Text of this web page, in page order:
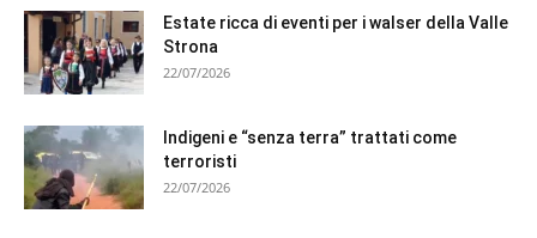
Estate ricca di eventi per i walser della Valle
Strona
22/07/2026
Indigeni e “senza terra” trattati come
terroristi
22/07/2026